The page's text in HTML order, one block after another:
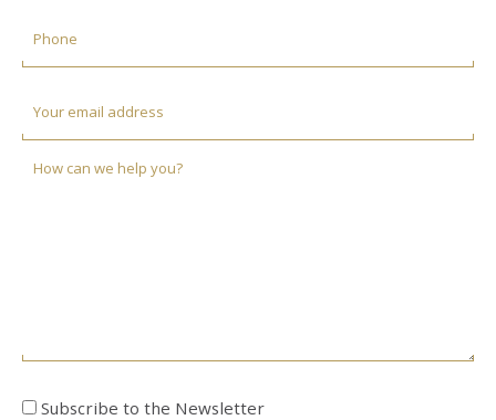
Subscribe to the Newsletter